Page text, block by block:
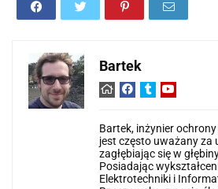
Bartek
Bartek, inżynier
jest często uważany za
zagłębiając się w
Posiadając
Elektrotechniki i